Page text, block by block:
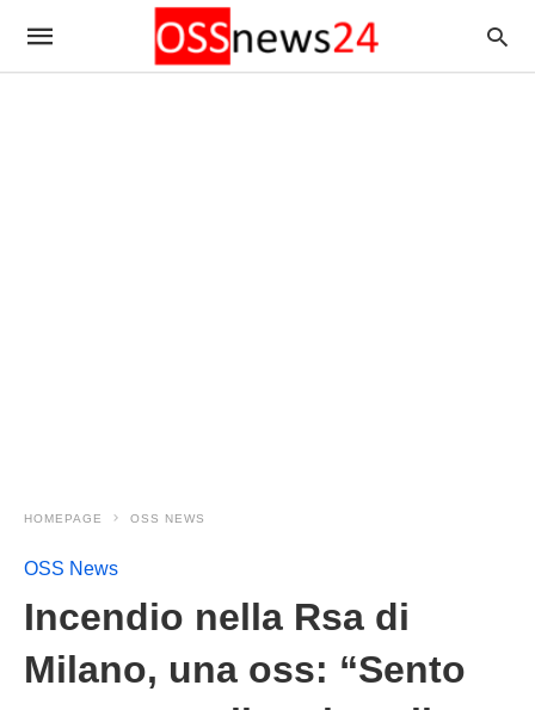
HOMEPAGE OSS NEWS
OSS News
Incendio nella Rsa di
Milano, una oss: “Sento